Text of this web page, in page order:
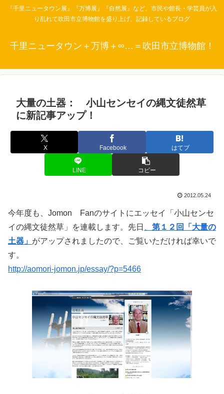
『千里ニュータウン展』『万博展』『自然展』など、市民や館長・学芸員が入
り乱れて吹田市立博物館を盛り上げ、記録しているブログ
千里ニュータウン＋万博＋∞…＝吹田市立博物館！
大量の土器： 小山センセイの縄文徒然草
に新記事アップ！
X Facebook はてブ
LINE コピー
2012.05.24
今年度も、Jomon Fanのサイトにエッセイ「小山センセ
イの縄文徒然草」を連載します。先日
第１２回「大量の
土器」 がアップされましたので、ご覧いただければ幸いで
す。
http://aomori-jomon.jp/essay/?p=5466